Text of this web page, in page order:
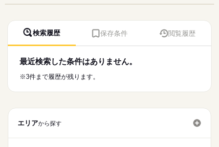
検索履歴 保存条件 閲覧履歴
最近検索した条件はありません。
※3件まで履歴が残ります。
エリアから探す